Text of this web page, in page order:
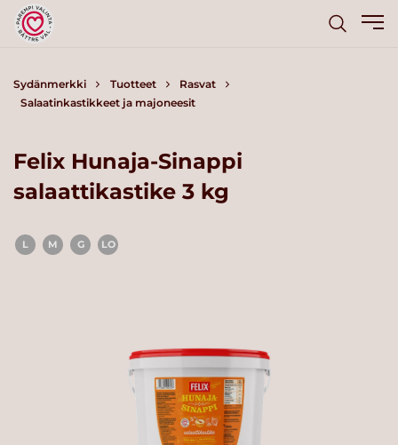
Sydänmerkki Tuotteet
Rasvat
Salaatinkastikkeet ja majoneesit
Felix Hunaja-Sinappi
salaattikastike 3 kg
L M G LO